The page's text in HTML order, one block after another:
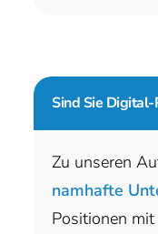
Sind Sie Digital-
Zu unseren
namhafte
Positionen